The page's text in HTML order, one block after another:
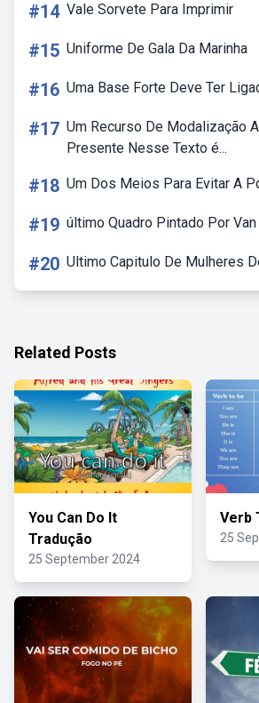
#14 Vale Sorvete Para Imprimir
#15 Uniforme De Gala Da Marinha
#16 Uma Base Forte Deve Ter
#17 Um Recurso De Modalização
Presente Nesse Texto é...
#18 Um Dos Meios Para Evitar A
#19 último Quadro Pintado Por Van
#20 Ultimo Capitulo De Mulheres
Related Posts
You Can Do It
Tradução
25 September 2024
Verb
25